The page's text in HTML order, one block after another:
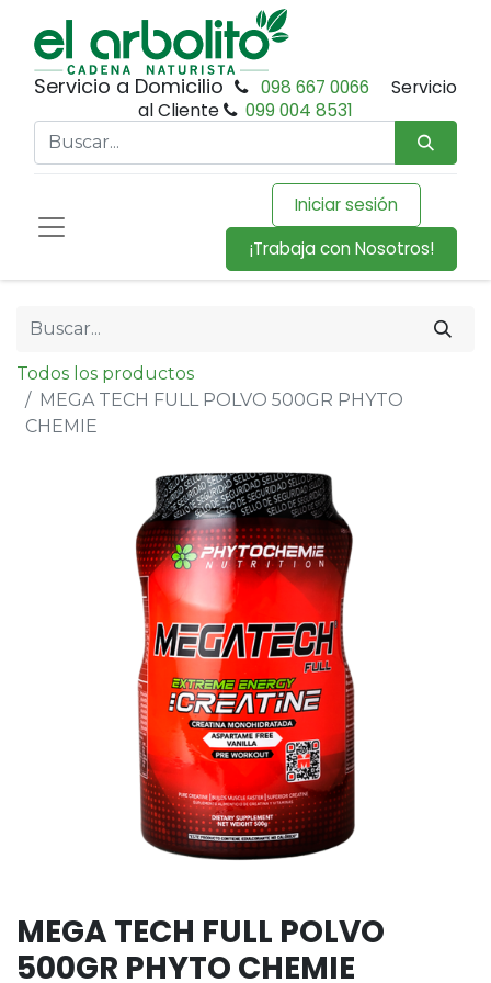
Servicio a Domicilio 098 667 0066
Servicio
al Cliente
099 004 8531
Iniciar sesión
¡Trabaja con Nosotros!
Todos los productos
MEGA TECH FULL POLVO 500GR PHYTO
CHEMIE
MEGA TECH FULL POLVO
500GR PHYTO CHEMIE